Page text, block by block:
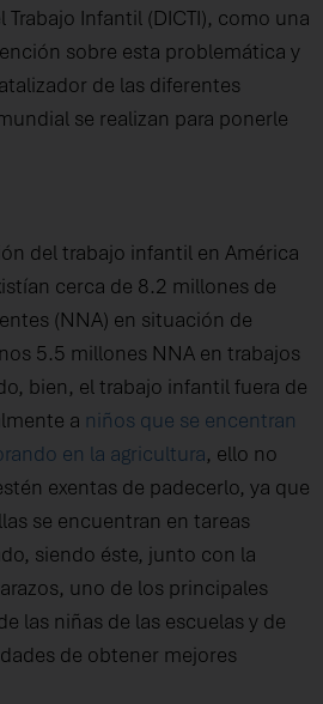
Infantil (DICTI), como una
sobre esta problemática y
de las diferentes
se realizan para ponerle
del trabajo infantil en América
cerca de 8.2 millones de
(NNA) en situación de
5.5 millones NNA en trabajos
bien, el trabajo infantil fuera de
a niños que se encentran
en la agricultura, ello no
exentas de padecerlo, ya que
se encuentran en tareas
siendo éste, junto con la
uno de los principales
las niñas de las escuelas y de
de obtener mejores